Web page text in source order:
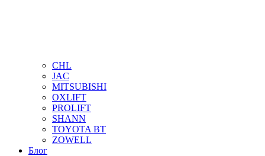
CHL
JAC
MITSUBISHI
OXLIFT
PROLIFT
SHANN
TOYOTA BT
ZOWELL
Блог